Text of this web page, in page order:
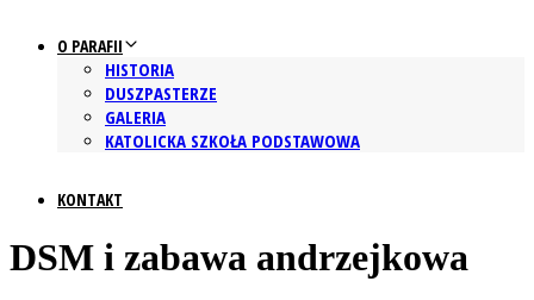
O PARAFII
HISTORIA
DUSZPASTERZE
GALERIA
KATOLICKA SZKOŁA PODSTAWOWA
KONTAKT
DSM i zabawa andrzejkowa